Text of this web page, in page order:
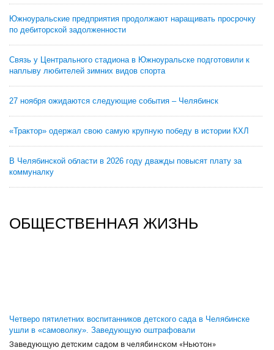
Южноуральские предприятия продолжают наращивать просрочку
по дебиторской задолженности
Связь у Центрального стадиона в Южноуральске подготовили к
наплыву любителей зимних видов спорта
27 ноября ожидаются следующие события – Челябинск
«Трактор» одержал свою самую крупную победу в истории КХЛ
В Челябинской области в 2026 году дважды повысят плату за
коммуналку
ОБЩЕСТВЕННАЯ ЖИЗНЬ
Четверо пятилетних воспитанников детского сада в Челябинске
ушли в «самоволку». Заведующую оштрафовали
Заведующую детским садом в челябинском «Ньютон»